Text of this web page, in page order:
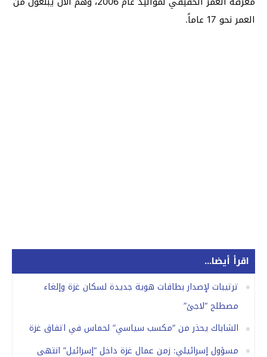
العمر نحو 17 عاماً.
اقرأ أيضا...
ترتيبات لإصدار بطاقات هوية جديدة لسكان غزة وإلغاء
مصطلح “لاجئ”
الشاباك يحذر من “مكسب سياسي” لحماس في اتفاق غزة
مسؤول إسرائيلي: زمن عمال غزة داخل “إسرائيل” انتهى